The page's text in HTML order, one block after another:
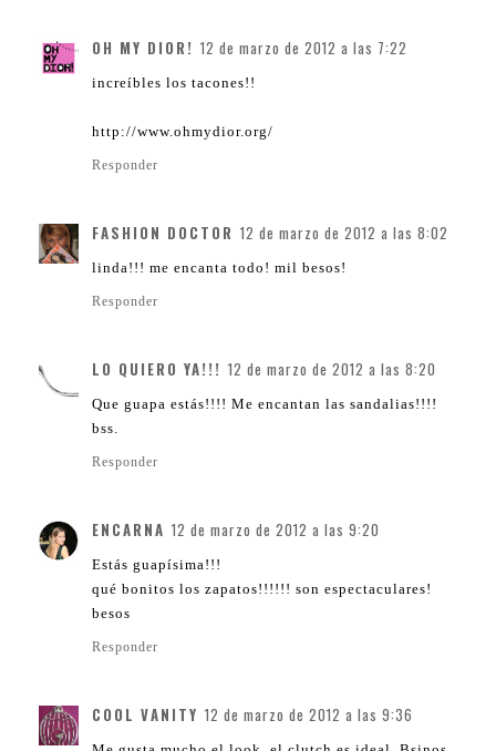
OH MY DIOR! 12 de marzo de 2012 a las 7:22
increíbles los tacones!!
http://www.ohmydior.org/
Responder
FASHION DOCTOR 12 de marzo de 2012 a las 8:02
linda!!! me encanta todo! mil besos!
Responder
LO QUIERO YA!!! 12 de marzo de 2012 a las 8:20
Que guapa estás!!!! Me encantan las sandalias!!!!
bss.
Responder
ENCARNA 12 de marzo de 2012 a las 9:20
Estás guapísima!!!
qué bonitos los zapatos!!!!!! son espectaculares!
besos
Responder
COOL VANITY 12 de marzo de 2012 a las 9:36